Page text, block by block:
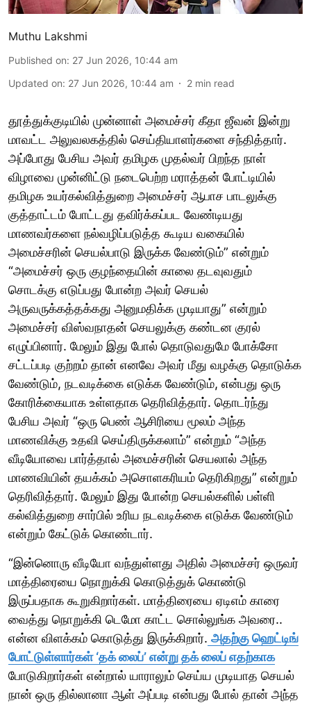
Muthu Lakshmi
Published on: 27 Jun 2026, 10:44 am
Updated on: 27 Jun 2026, 10:44 am 2 min read
தூத்துக்குடியில் முன்னாள் அமைச்சர் கீதா ஜீவன் இன்று
மாவட்ட அலுவலகத்தில் செய்தியாளர்களை சந்தித்தார்.
அப்போது பேசிய அவர் தமிழக முதல்வர் பிறந்த நாள்
விழாவை முன்னிட்டு நடைபெற்ற மராத்தன் போட்டியில்
தமிழக உயர்கல்வித்துறை அமைச்சர் ஆபாச பாடலுக்கு
குத்தாட்டம் போட்டது தவிர்க்கப்பட வேண்டியது
மாணவர்களை நல்வழிப்படுத்த கூடிய வகையில்
அமைச்சரின் செயல்பாடு இருக்க வேண்டும்” என்றும்
“அமைச்சர் ஒரு குழந்தையின் காலை தடவுவதும்
சொடக்கு எடுப்பது போன்ற அவர் செயல்
அருவருக்கத்தக்கது அனுமதிக்க முடியாது” என்றும்
அமைச்சர் விஸ்வநாதன் செயலுக்கு கண்டன குரல்
எழுப்பினார். மேலும் இது போல் தொடுவதுமே போக்சோ
சட்டப்படி குற்றம் தான் எனவே அவர் மீது வழக்கு தொடுக்க
வேண்டும், நடவடிக்கை எடுக்க வேண்டும், என்பது ஒரு
கோரிக்கையாக உள்ளதாக தெரிவித்தார். தொடர்ந்து
பேசிய அவர் “ஒரு பெண் ஆசிரியை மூலம் அந்த
மாணவிக்கு உதவி செய்திருக்கலாம்” என்றும் “அந்த
வீடியோவை பார்த்தால் அமைச்சரின் செயலால் அந்த
மாணவியின் தயக்கம் அசொளகரியம் தெரிகிறது” என்றும்
தெரிவித்தார். மேலும் இது போன்ற செயல்களில் பள்ளி
கல்வித்துறை சார்பில் உரிய நடவடிக்கை எடுக்க வேண்டும்
என்றும் கேட்டுக் கொண்டார்.
“இன்னொரு வீடியோ வந்துள்ளது அதில் அமைச்சர் ஒருவர்
மாத்திரையை நொறுக்கி கொடுத்துக் கொண்டு
இருப்பதாக கூறுகிறார்கள். மாத்திரையை ஏடிஎம் காரை
வைத்து நொறுக்கி டெமோ காட்ட சொல்லுங்க அவரை..
என்ன விளக்கம் கொடுத்து இருக்கிறார். அதற்கு ஹெட்டிங்
போட்டுள்ளார்கள் ‘தக் லைப்’ என்று தக் லைப் எதற்காக
போடுகிறார்கள் என்றால் யாராலும் செய்ய முடியாத செயல்
நான் ஒரு தில்லானா ஆள் அப்படி என்பது போல் தான் அந்த